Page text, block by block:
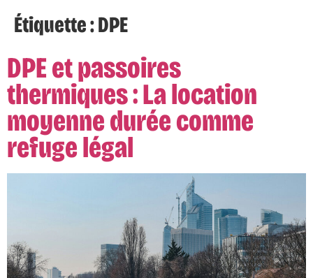
Étiquette :DPE
DPE et passoires
thermiques : La location
moyenne durée comme
refuge légal